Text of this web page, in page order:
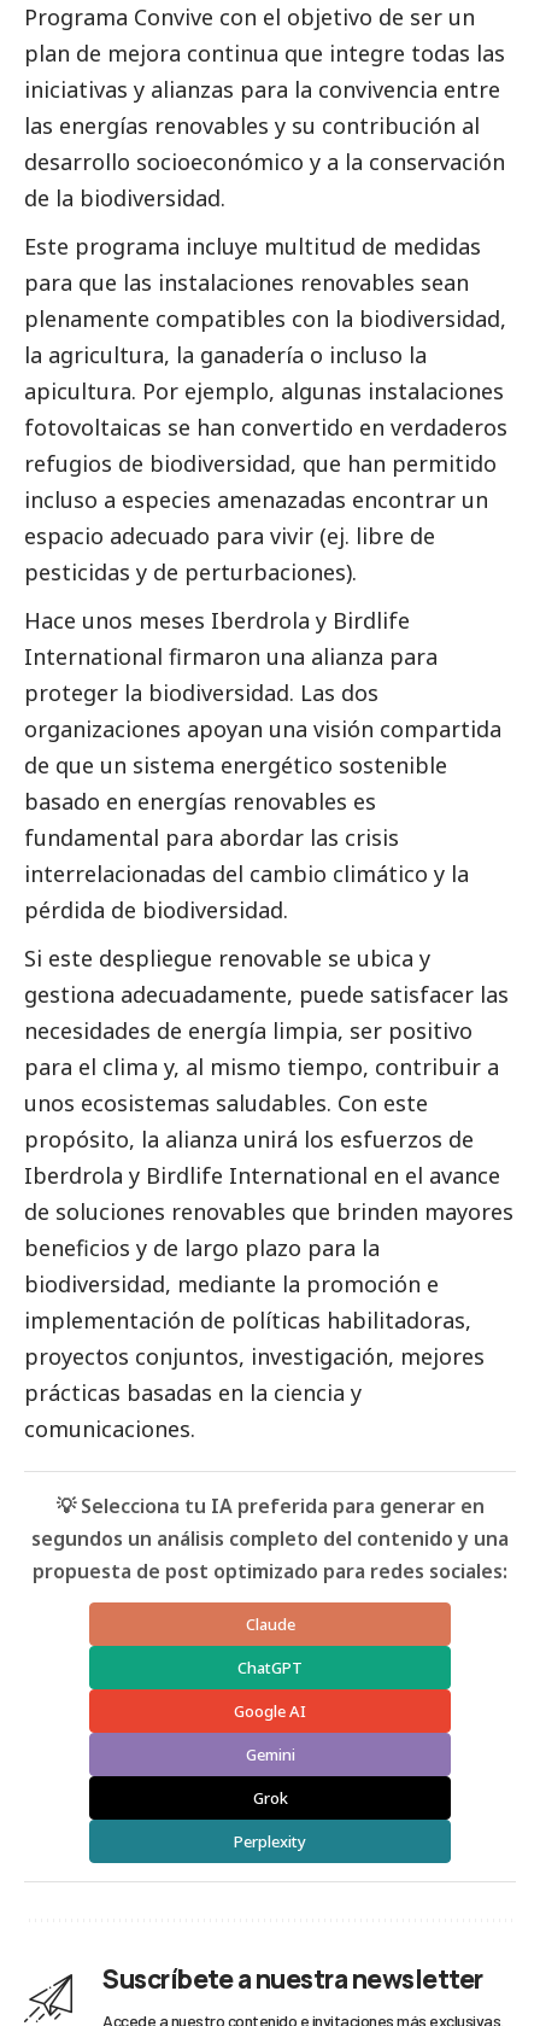
Programa Convive con el objetivo de ser un
plan de mejora continua que integre todas las
iniciativas y alianzas para la convivencia entre
las energías renovables y su contribución al
desarrollo socioeconómico y a la conservación
de la biodiversidad.
Este programa incluye multitud de medidas
para que las instalaciones renovables sean
plenamente compatibles con la biodiversidad,
la agricultura, la ganadería o incluso la
apicultura. Por ejemplo, algunas instalaciones
fotovoltaicas se han convertido en verdaderos
refugios de biodiversidad, que han permitido
incluso a especies amenazadas encontrar un
espacio adecuado para vivir (ej. libre de
pesticidas y de perturbaciones).
Hace unos meses Iberdrola y Birdlife
International firmaron una alianza para
proteger la biodiversidad. Las dos
organizaciones apoyan una visión compartida
de que un sistema energético sostenible
basado en energías renovables es
fundamental para abordar las crisis
interrelacionadas del cambio climático y la
pérdida de biodiversidad.
Si este despliegue renovable se ubica y
gestiona adecuadamente, puede satisfacer las
necesidades de energía limpia, ser positivo
para el clima y, al mismo tiempo, contribuir a
unos ecosistemas saludables. Con este
propósito, la alianza unirá los esfuerzos de
Iberdrola y Birdlife International en el avance
de soluciones renovables que brinden mayores
beneficios y de largo plazo para la
biodiversidad, mediante la promoción e
implementación de políticas habilitadoras,
proyectos conjuntos, investigación, mejores
prácticas basadas en la ciencia y
comunicaciones.
💡 Selecciona tu IA preferida para generar en
segundos un análisis completo del contenido y una
propuesta de post optimizado para redes sociales:
Claude
ChatGPT
Google AI
Gemini
Grok
Perplexity
Suscríbete a nuestra newsletter
Accede a nuestro contenido e invitaciones más exclusivas.